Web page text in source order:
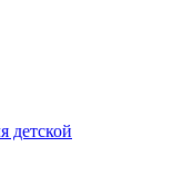
детской